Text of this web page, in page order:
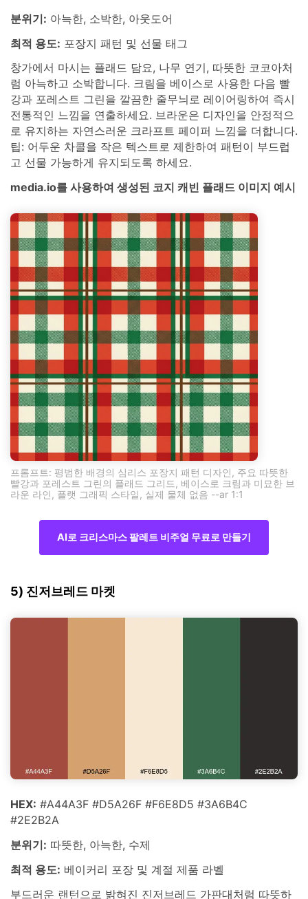
분위기: 아늑한, 소박한, 아웃도어
최적 용도: 포장지 패턴 및 선물 태그
창가에서 마시는 플래드 담요, 나무 연기, 따뜻한 코코아처
럼 아늑하고 소박합니다. 크림을 베이스로 사용한 다음 빨
강과 포레스트 그린을 깔끔한 줄무늬로 레이어링하여 즉시
전통적인 느낌을 연출하세요. 브라운은 디자인을 안정적으
로 유지하는 자연스러운 크라프트 페이퍼 느낌을 더합니다.
팁: 어두운 차콜을 작은 텍스트로 제한하여 패턴이 부드럽
고 선물 가능하게 유지되도록 하세요.
media.io를 사용하여 생성된 코지 캐빈 플래드 이미지 예시
프롬프트: 평범한 배경의 심리스 포장지 패턴 디자인, 주요 따뜻한
빨강과 포레스트 그린의 플래드 그리드, 베이스로 크림과 미묘한 브
라운 라인, 플랫 그래픽 스타일, 실제 물체 없음 --ar 1:1
AI로 크리스마스 팔레트 비주얼 무료로 만들기
5) 진저브레드 마켓
HEX: #A44A3F #D5A26F #F6E8D5 #3A6B4C
#2E2B2A
분위기: 따뜻한, 아늑한, 수제
최적 용도: 베이커리 포장 및 계절 제품 라벨
부드러운 랜턴으로 밝혀진 진저브레드 가판대처럼 따뜻하